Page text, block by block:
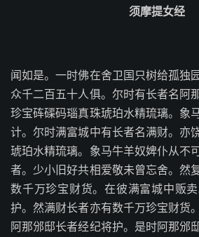
须摩提女经
闻如是。一时佛在舍卫国只树给孤独
众千二百五十人俱。尔时有长者名阿
珍宝砗磲码瑙真珠琥珀水精琉璃。象
计。尔时满富城中有长者名满财。亦
琥珀水精琉璃。象马牛羊奴婢仆从不
者。少小旧好共相爱敬未曾忘舍。然
数千万珍宝财货。在彼满富城中贩
护。然满财长者亦有数千万珍宝财货
阿那邠邸长者经纪将护。是时阿那邠